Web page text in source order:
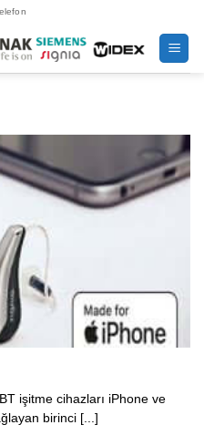
işitme cihazları iPhone ve
birinci [...]